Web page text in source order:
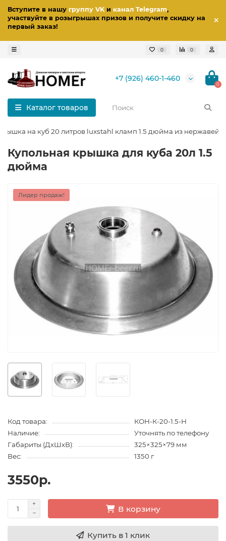
Вступите в нашу группу VKи канал Telegram,
участвуйте в розыгрышах призов и получите скидку на
первый заказ!
0 0
+7 (926) 460-1-460
0
Каталог товаров
на куб 20 литров luxstahl кламп 1.5 дюйма из
Купольная крышка для куба 20л 1.5
дюйма
Лидер продаж!
Код товара:
КОН-К-20-1.5-Н
Наличие:
Уточнять по телефону
Габариты (ДхШхВ):
325×325×79 мм
Вес:
1350 г
3550р.
В корзину
Купить в 1 клик